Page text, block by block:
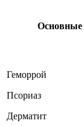
Геморрой
Псориаз
Дерматит